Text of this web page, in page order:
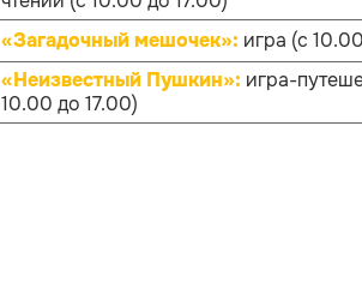
«Загадочный мешочек»: игра (с
«Неизвестный Пушкин»: игра-
10.00 до 17.00)